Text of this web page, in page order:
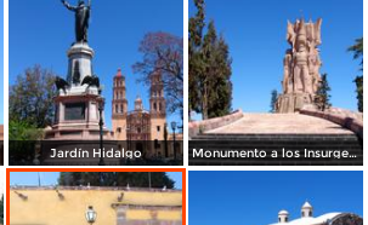
Jardín Hidalgo Monumento a los Insurgentes